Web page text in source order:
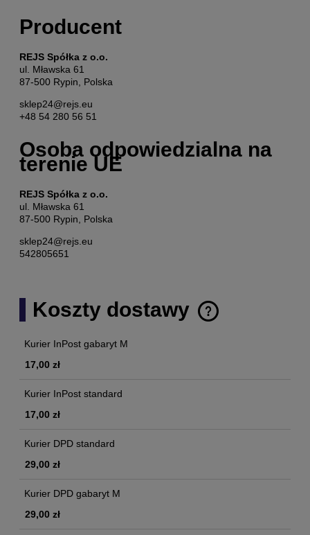
Producent
REJS Spółka z o.o.
ul. Mławska 61
87-500 Rypin, Polska
sklep24@rejs.eu
+48 54 280 56 51
Osoba odpowiedzialna na
terenie UE
REJS Spółka z o.o.
ul. Mławska 61
87-500 Rypin, Polska
sklep24@rejs.eu
542805651
Koszty dostawy
Cena nie zawiera ewentualnych kosztów płatności
Kurier InPost gabaryt M
17,00 zł
Kurier InPost standard
17,00 zł
Kurier DPD standard
29,00 zł
Kurier DPD gabaryt M
29,00 zł